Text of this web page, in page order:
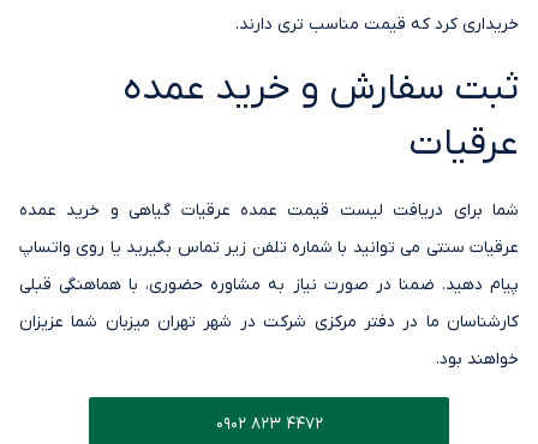
خریداری کرد که قیمت مناسب تری دارند.
ثبت سفارش و خرید عمده
عرقیات
شما برای دریافت لیست قیمت عمده عرقیات گیاهی و خرید عمده
عرقیات سنتی می توانید با شماره تلفن زیر تماس بگیرید یا روی واتساپ
پیام دهید. ضمنا در صورت نیاز به مشاوره حضوری، با هماهنگی قبلی
کارشناسان ما در دفتر مرکزی شرکت در شهر تهران میزبان شما عزیزان
خواهند بود.
0902 823 4472